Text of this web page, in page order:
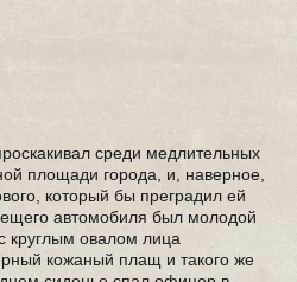
среди медлительных
площади города, и, наверное,
который бы преградил ей
автомобиля был молодой
круглым овалом лица
кожаный плащ и такого же